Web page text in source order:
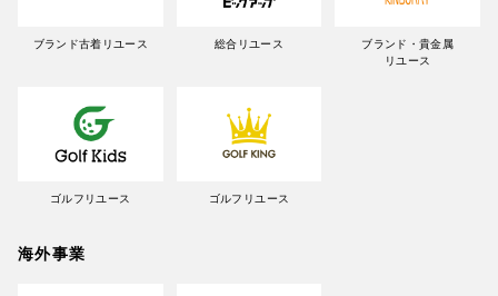
ブランド古着リユース 総合リユース
ブランド・貴金属
リユース
ゴルフリユース ゴルフリユース
海外事業